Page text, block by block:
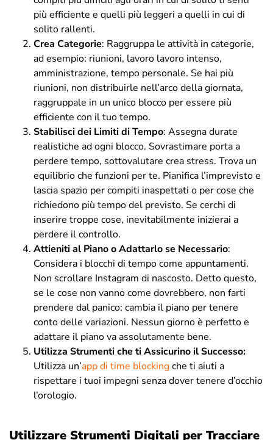
più efficiente e quelli più leggeri a quelli in cui di
solito rallenti.
Crea Categorie: Raggruppa le attività in categorie,
ad esempio: riunioni, lavoro lavoro intenso,
amministrazione, tempo personale. Se hai più
riunioni, non distribuirle nell’arco della giornata,
raggruppale in un unico blocco per essere più
efficiente con il tuo tempo.
Stabilisci dei Limiti di Tempo: Assegna durate
realistiche ad ogni blocco. Sovrastimare porta a
perdere tempo, sottovalutare crea stress. Trova un
equilibrio che funzioni per te. Pianifica l’imprevisto e
lascia spazio per compiti inaspettati o per cose che
richiedono più tempo del previsto. Se cerchi di
inserire troppe cose, inevitabilmente inizierai a
perdere il controllo.
Attieniti al Piano o Adattarlo se Necessario:
Considera i blocchi di tempo come appuntamenti.
Non scrollare Instagram di nascosto. Detto questo,
se le cose non vanno come dovrebbero, non farti
prendere dal panico: cambia il piano per tenere
conto delle variazioni. Nessun giorno è perfetto e
adattare il piano va assolutamente bene.
Utilizza Strumenti che ti Assicurino il Successo:
Utilizza un’app di time blockingche ti aiuti a
rispettare i tuoi impegni senza dover tenere d’occhio
l’orologio.
Utilizzare Strumenti Digitali per Tracciare